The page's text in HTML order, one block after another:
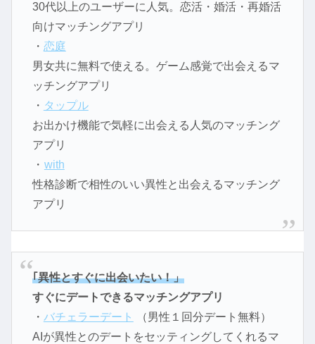
30代以上のユーザーに人気。恋活・婚活・再婚活
向けマッチングアプリ
・ 恋庭
男女共に無料で使える。ゲーム感覚で出会えるマ
ッチングアプリ
・ タップル
お出かけ機能で気軽に出会える人気のマッチング
アプリ
・ with
性格診断で相性のいい異性と出会えるマッチング
アプリ
｢異性とすぐに出会いたい！」
すぐにデートできるマッチングアプリ
・ バチェラーデート
（男性１回分デート無料）
AIが異性とのデートをセッティングしてくれるマ